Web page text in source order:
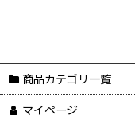
商品カテゴリ一覧
マイページ